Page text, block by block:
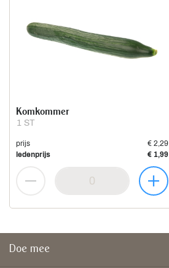
1 ST
Komkommer
prijs
€ 2,29
ledenprijs
€ 1,99
Doe mee